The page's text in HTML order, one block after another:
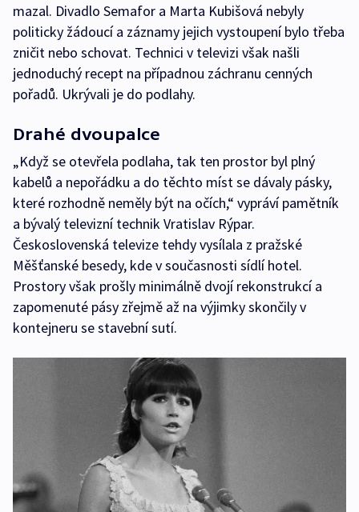
mazal. Divadlo Semafor a Marta Kubišová nebyly
politicky žádoucí a záznamy jejich vystoupení bylo třeba
zničit nebo schovat. Technici v televizi však našli
jednoduchý recept na případnou záchranu cenných
pořadů. Ukrývali je do podlahy.
Drahé dvoupalce
„Když se otevřela podlaha, tak ten prostor byl plný
kabelů a nepořádku a do těchto míst se dávaly pásky,
které rozhodně neměly být na očích,“ vypráví pamětník
a bývalý televizní technik Vratislav Rýpar.
Československá televize tehdy vysílala z pražské
Měšťanské besedy, kde v současnosti sídlí hotel.
Prostory však prošly minimálně dvojí rekonstrukcí a
zapomenuté pásy zřejmě až na výjimky skončily v
kontejneru se stavební sutí.